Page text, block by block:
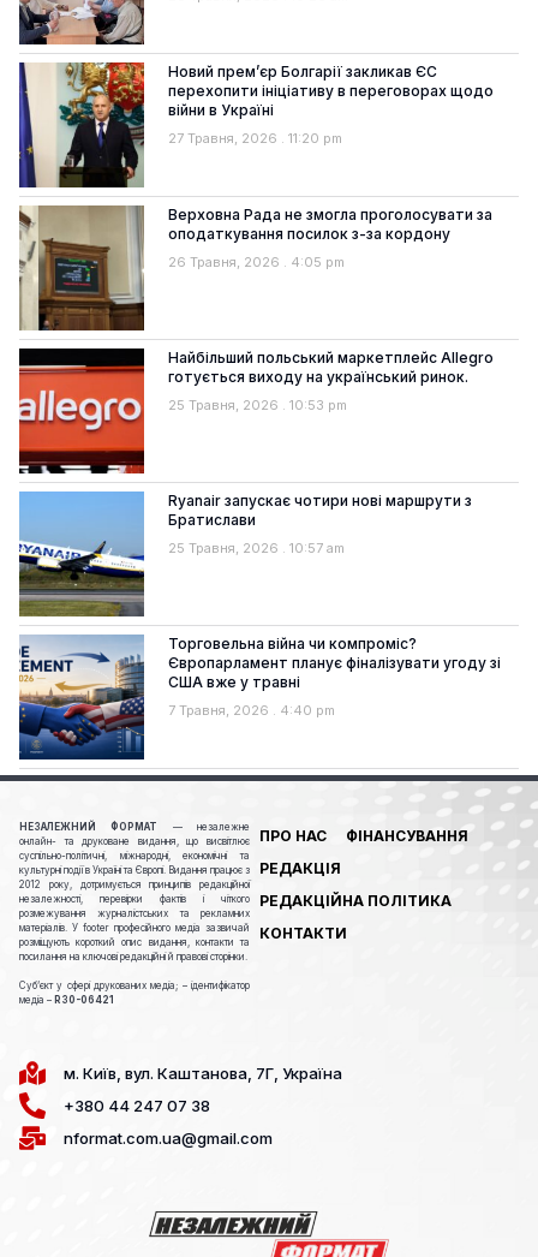
Новий прем’єр Болгарії закликав ЄС
перехопити ініціативу в переговорах щодо
війни в Україні
27 Травня, 2026 11:20 pm
Верховна Рада не змогла проголосувати за
оподаткування посилок з-за кордону
26 Травня, 2026 4:05 pm
Найбільший польський маркетплейс Allegro
готується виходу на український ринок.
25 Травня, 2026 10:53 pm
Ryanair запускає чотири нові маршрути з
Братислави
25 Травня, 2026 10:57 am
Торговельна війна чи компроміс?
Європарламент планує фіналізувати угоду зі
США вже у травні
7 Травня, 2026 4:40 pm
НЕЗАЛЕЖНИЙ ФОРМАТ
— незалежне
онлайн- та друковане видання, що висвітлює
суспільно-політичні, міжнародні, економічні та
культурні події в Україні та Європі. Видання працює з
2012 року, дотримується принципів редакційної
незалежності, перевірки фактів і чіткого
розмежування журналістських та рекламних
матеріалів. У footer професійного медіа зазвичай
розміщують короткий опис видання, контакти та
посилання на ключові редакційні й правові сторінки.
Cуб’єкт у сфері друкованих медіа; – ідентифікатор
медіа – R30-06421
ПРО НАС
ФІНАНСУВАННЯ
РЕДАКЦІЯ
РЕДАКЦІЙНА ПОЛІТИКА
КОНТАКТИ
м. Київ, вул. Каштанова, 7Г, Україна
+380 44 247 07 38
nformat.com.ua@gmail.com